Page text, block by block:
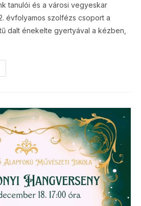
tanulói és a városi vegyeskar
évfolyamos szolfézs csoport a
dalt énekelte gyertyával a kézben,